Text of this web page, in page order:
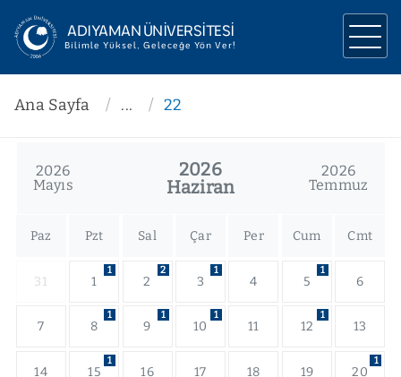
ADIYAMAN ÜNİVERSİTESİ
Bilimle Yüksel, Geleceğe Yön Ver!
ÜNİVERSİTEMİZ
AKADEMİK
Ana Sayfa ... 22
2026
Mayıs
2026
Haziran
2026
Temmuz
Paz Pzt Sal Çar Per Cum Cmt
31 1
1
2
2
3
1
4 5
1
6
7 8
1
9
1
10
1
11 12
1
13
14 15
1
16 17 18 19 20
1